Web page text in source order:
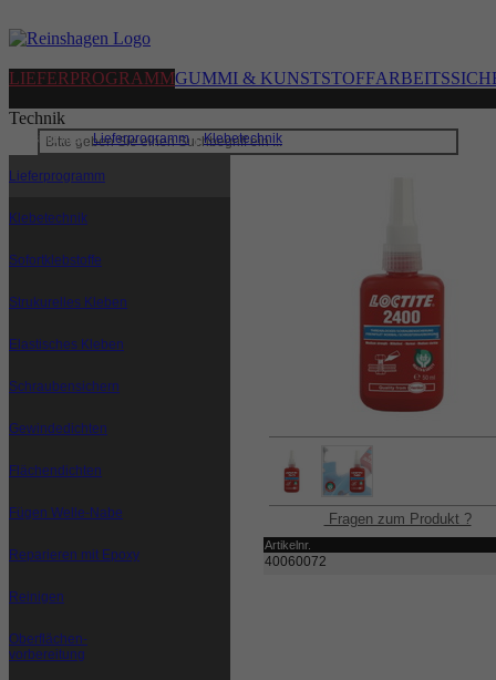
LIEFERPROGRAMMGUMMI & KUNSTSTOFF
Technik
Sie sind hier: Lieferprogramm | Klebetechnik
Lieferprogramm
Klebetechnik
Sofortklebstoffe
Strukurelles Kleben
Elastisches Kleben
Schraubensichern
Gewindedichten
Flächendichten
Fügen Welle-Nabe
Reparieren mit Epoxy
Reinigen
Oberflächen-
vorbereitung
Fragen zum Produkt ?
Artikelnr.
40060072